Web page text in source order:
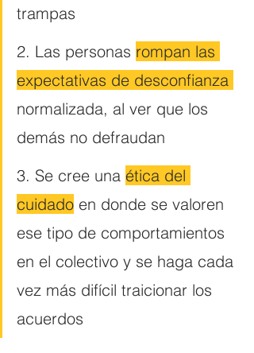
trampas
2. Las personas rompan las
expectativas de desconfianza
normalizada, al ver que los
demás no defraudan
3. Se cree una ética del
cuidado en donde se valoren
ese tipo de comportamientos
en el colectivo y se haga cada
vez más difícil traicionar los
acuerdos